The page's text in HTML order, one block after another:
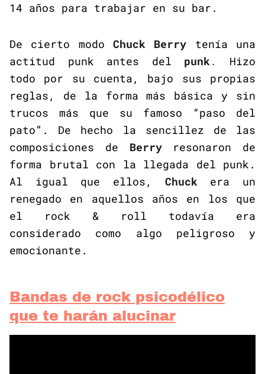
14 años para trabajar en su bar.
De cierto modo Chuck Berry tenía una
actitud punk antes del punk.
Hizo
todo por su cuenta, bajo sus propias
reglas, de la forma más básica y sin
trucos más que su famoso “paso del
pato”. De hecho la sencillez de las
composiciones de Berryresonaron de
forma brutal con la llegada del punk.
Al igual que ellos, Chuckera un
renegado en aquellos años en los que
el rock & roll todavía era
considerado como algo peligroso y
emocionante.
Bandas de rock psicodélico
que te harán alucinar